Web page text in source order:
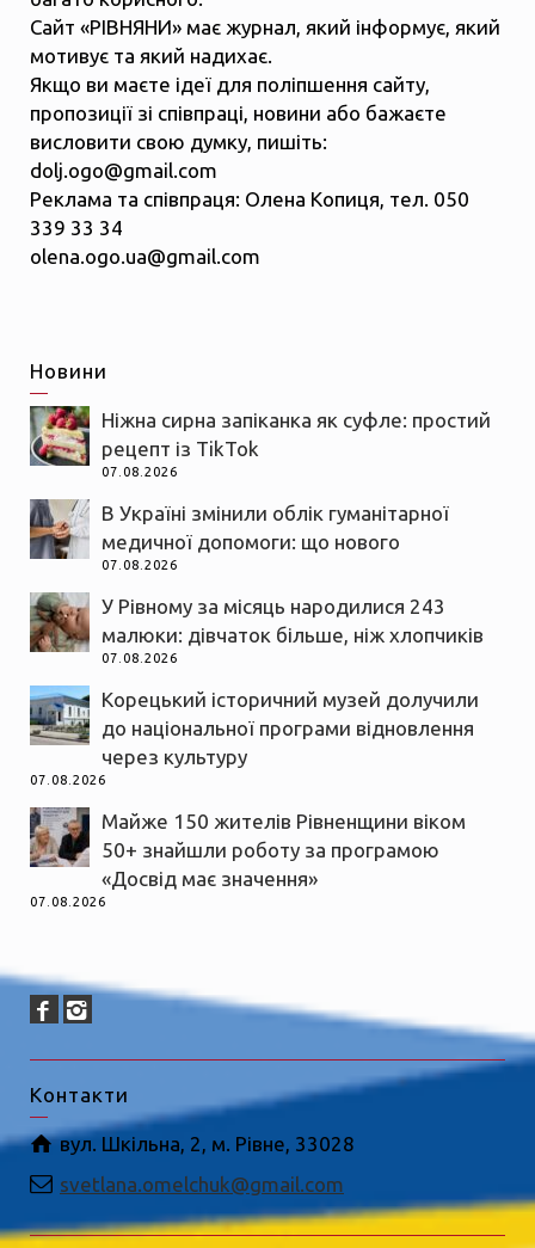
Сайт «РІВНЯНИ» має журнал, який інформує, який
мотивує та який надихає.
Якщо ви маєте ідеї для поліпшення сайту,
пропозиції зі співпраці, новини або бажаєте
висловити свою думку, пишіть:
dolj.ogo@gmail.com
Реклама та співпраця: Олена Копиця, тел. 050
339 33 34
olena.ogo.ua@gmail.com
Новини
Ніжна сирна запіканка як суфле: простий
рецепт із TikTok
07.08.2026
В Україні змінили облік гуманітарної
медичної допомоги: що нового
07.08.2026
У Рівному за місяць народилися 243
малюки: дівчаток більше, ніж хлопчиків
07.08.2026
Корецький історичний музей долучили
до національної програми відновлення
через культуру
07.08.2026
Майже 150 жителів Рівненщини віком
50+ знайшли роботу за програмою
«Досвід має значення»
07.08.2026
Контакти
вул. Шкільна, 2, м. Рівне, 33028
svetlana.omelchuk@gmail.com